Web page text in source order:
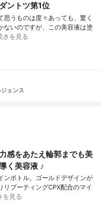
ントツ第1位
うものは度々あっても、驚く
ないのですが、この美容液は塗
きを見る
ェンス
感をあたえ輪郭までも美
く美容液 ♪
ンボトル。ゴールドデザインが
ブーティングCPX配合のマイ
を見る